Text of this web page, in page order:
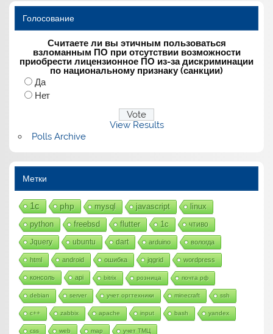
Голосование
Считаете ли вы этичным пользоваться
взломанным ПО при отсутствии возможности
приобрести лицензионное ПО из-за дискриминации
по национальному признаку (санкции)
Да
Нет
View Results
Polls Archive
Метки
1с php mysql javascript linux
python freebsd flutter 1c чтиво
Jquery ubuntu dart arduino вологда
html android ошибка jqgrid wordpress
консоль api bitrix розница почта рф
debian server учет оргтехники minecraft ssh
c++ zabbix apache input bash yandex
css web map учет ТМЦ